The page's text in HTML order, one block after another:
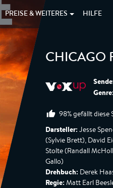
PREISE & WEITERES HILFE
CHICAGO
Genre:
98% gefällt diese
Darsteller: Jesse
(Sylvie Brett), David
Stolte (Randall
Gallo)
Drehbuch: Derek
Regie: Matt Earl